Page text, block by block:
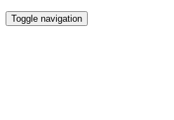
Toggle navigation